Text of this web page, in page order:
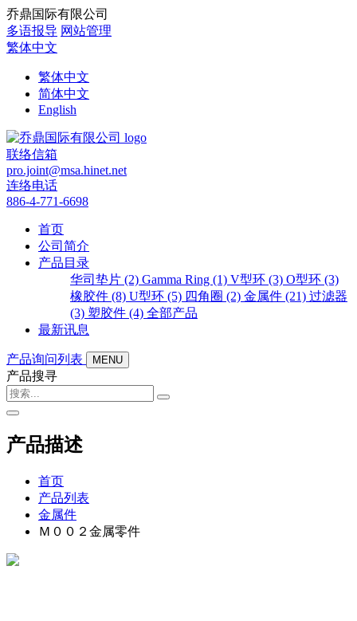
乔鼎国际有限公司
多语报导 网站管理
繁体中文
繁体中文
简体中文
English
联络信箱
pro.joint@msa.hinet.net
连络电话
886-4-771-6698
首页
公司简介
产品目录
华司垫片 (2) Gamma Ring (1) V型环 (3) O型环 (3)
橡胶件 (8) U型环 (5) 四角圈 (2) 金属件 (21) 过滤器
(3) 塑胶件 (4) 全部产品
最新讯息
产品询问列表 MENU
产品搜寻
产品描述
首页
产品列表
金属件
Ｍ００２金属零件